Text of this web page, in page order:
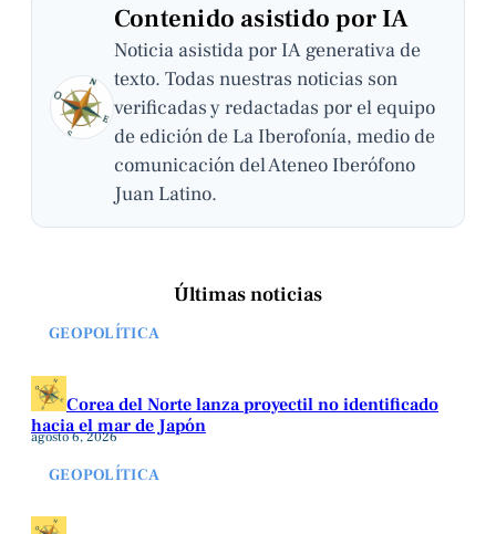
Contenido asistido por IA
Noticia asistida por IA generativa de
texto. Todas nuestras noticias son
verificadas y redactadas por el equipo
de edición de La Iberofonía, medio de
comunicación del Ateneo Iberófono
Juan Latino.
Últimas noticias
GEOPOLÍTICA
Corea del Norte lanza proyectil no identificado
hacia el mar de Japón
agosto 6, 2026
GEOPOLÍTICA